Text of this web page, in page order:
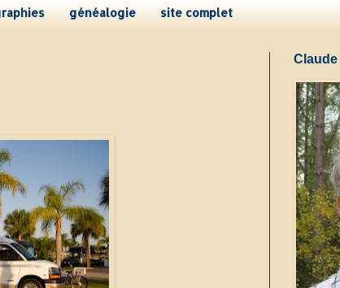
généalogie site complet